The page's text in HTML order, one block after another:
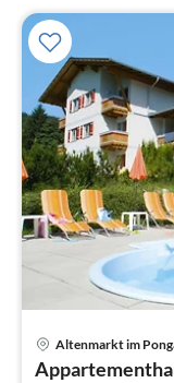
Altenmarkt im